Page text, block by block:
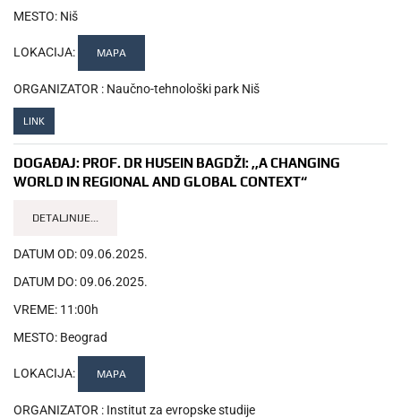
MESTO: Niš
LOKACIJA: MAPA
ORGANIZATOR : Naučno-tehnološki park Niš
LINK
DOGAĐAJ: PROF. DR HUSEIN BAGDŽI: ,,A CHANGING
WORLD IN REGIONAL AND GLOBAL CONTEXT“
DETALJNIJE...
DATUM OD:09.06.2025.
DATUM DO:09.06.2025.
VREME: 11:00h
MESTO: Beograd
LOKACIJA: MAPA
ORGANIZATOR : Institut za evropske studije